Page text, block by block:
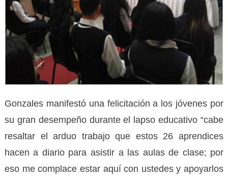
Gonzales manifestó una felicitación a los jóvenes por
su gran desempeño durante el lapso educativo “cabe
resaltar el arduo trabajo que estos 26 aprendices
hacen a diario para asistir a las aulas de clase; por
eso me complace estar aquí con ustedes y apoyarlos